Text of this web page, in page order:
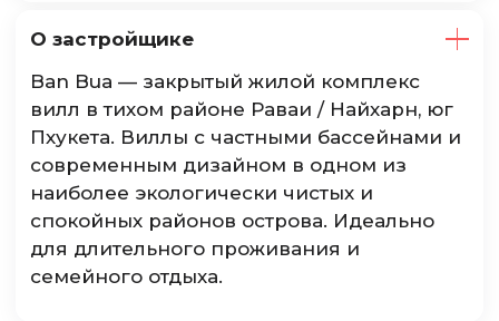
О застройщике
Ban Bua — закрытый жилой комплекс
вилл в тихом районе Раваи / Найхарн, юг
Пхукета. Виллы с частными бассейнами и
современным дизайном в одном из
наиболее экологически чистых и
спокойных районов острова. Идеально
для длительного проживания и
семейного отдыха.